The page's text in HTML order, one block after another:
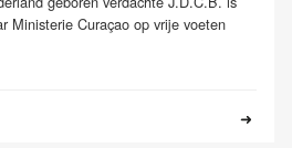
Ministerie Curaçao op vrije voeten